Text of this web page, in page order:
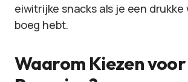
eiwitrijke snacks als je een drukke
boeg hebt.
Waarom Kiezen